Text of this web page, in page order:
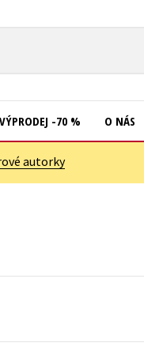
VÝPRODEJ -70 % O NÁS
autorky